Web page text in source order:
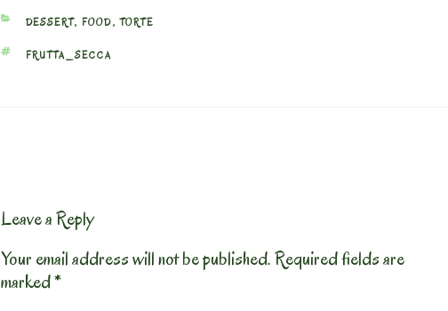
CATEGORIES
DESSERT, FOOD,TORTE
TAGS
FRUTTA_SECCA
Leave a Reply
Your email address will not be published.Required fields are
marked*